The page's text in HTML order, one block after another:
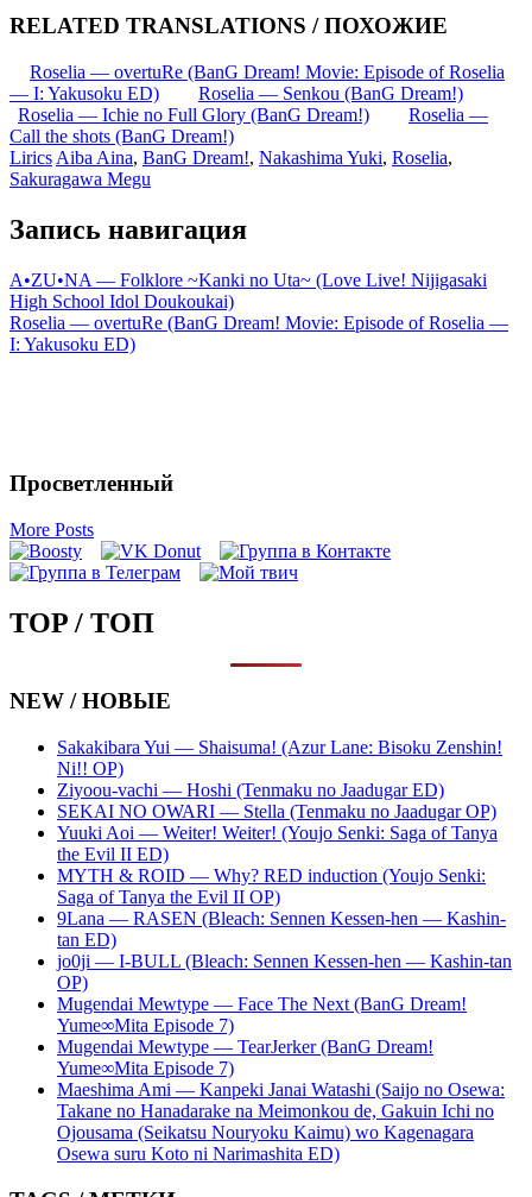
RELATED TRANSLATIONS / ПОХОЖИЕ
Roselia — overtuRe (BanG Dream! Movie: Episode of Roselia
— I: Yakusoku ED)
Roselia — Senkou (BanG Dream!)
Roselia — Ichie no Full Glory (BanG Dream!)
Roselia —
Call the shots (BanG Dream!)
Lirics Aiba Aina, BanG Dream!, Nakashima Yuki, Roselia,
Sakuragawa Megu
Запись навигация
A•ZU•NA — Folklore ~Kanki no Uta~ (Love Live! Nijigasaki
High School Idol Doukoukai)
Roselia — overtuRe (BanG Dream! Movie: Episode of Roselia —
I: Yakusoku ED)
Просветленный
More Posts
TOP / ТОП
NEW / НОВЫЕ
Sakakibara Yui — Shaisuma! (Azur Lane: Bisoku Zenshin!
Ni!! OP)
Ziyoou-vachi — Hoshi (Tenmaku no Jaadugar ED)
SEKAI NO OWARI — Stella (Tenmaku no Jaadugar OP)
Yuuki Aoi — Weiter! Weiter! (Youjo Senki: Saga of Tanya
the Evil II ED)
MYTH & ROID — Why? RED induction (Youjo Senki:
Saga of Tanya the Evil II OP)
9Lana — RASEN (Bleach: Sennen Kessen-hen — Kashin-
tan ED)
jo0ji — I-BULL (Bleach: Sennen Kessen-hen — Kashin-tan
OP)
Mugendai Mewtype — Face The Next (BanG Dream!
Yume∞Mita Episode 7)
Mugendai Mewtype — TearJerker (BanG Dream!
Yume∞Mita Episode 7)
Maeshima Ami — Kanpeki Janai Watashi (Saijo no Osewa:
Takane no Hanadarake na Meimonkou de, Gakuin Ichi no
Ojousama (Seikatsu Nouryoku Kaimu) wo Kagenagara
Osewa suru Koto ni Narimashita ED)